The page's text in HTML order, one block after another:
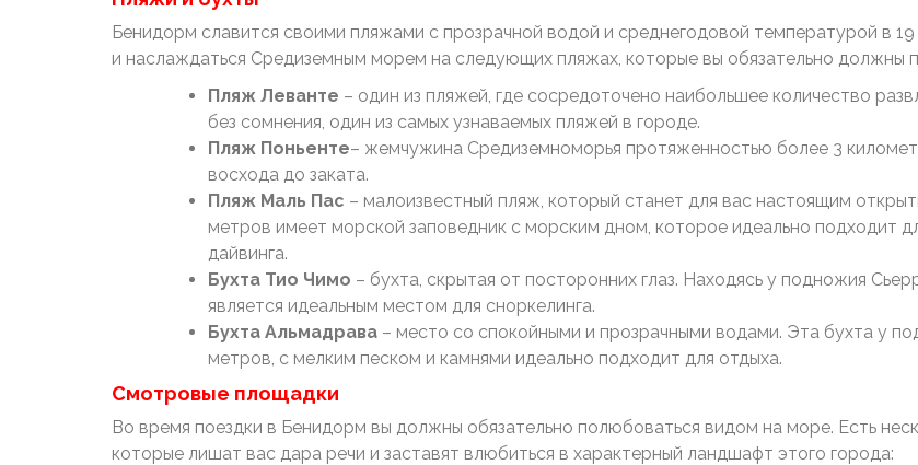
Бенидорм славится своими пляжами с прозрачной водой и среднегодовой температурой в
и наслаждаться Средиземным морем на следующих пляжах, которые вы обязательно должны
Пляж Леванте – один из пляжей, где сосредоточено наибольшее количество
без сомнения, один из самых узнаваемых пляжей в городе.
Пляж Поньенте– жемчужина Средиземноморья протяженностью более 3
восхода до заката.
Пляж Маль Пас – малоизвестный пляж, который станет для вас настоящим
метров имеет морской заповедник с морским дном, которое идеально подходит
дайвинга.
Бухта Тио Чимо – бухта, скрытая от посторонних глаз. Находясь у подножия
является идеальным местом для сноркелинга.
Бухта Альмадрава – место со спокойными и прозрачными водами. Эта бухта у
метров, с мелким песком и камнями идеально подходит для отдыха.
Смотровые площадки
Во время поездки в Бенидорм вы должны обязательно полюбоваться видом на море. Есть
которые лишат вас дара речи и заставят влюбиться в характерный ландшафт этого города: